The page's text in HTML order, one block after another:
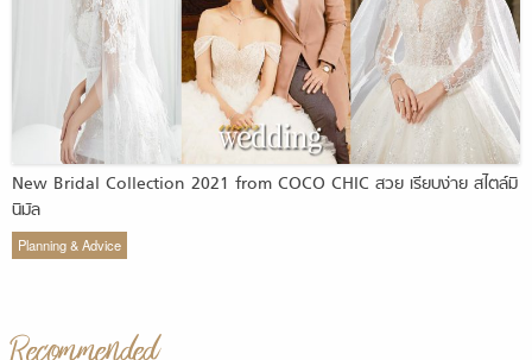
New Bridal Collection 2021 from COCO CHIC สวย เรียบง่าย สไตล์มิ
นิมัล
Planning & Advice